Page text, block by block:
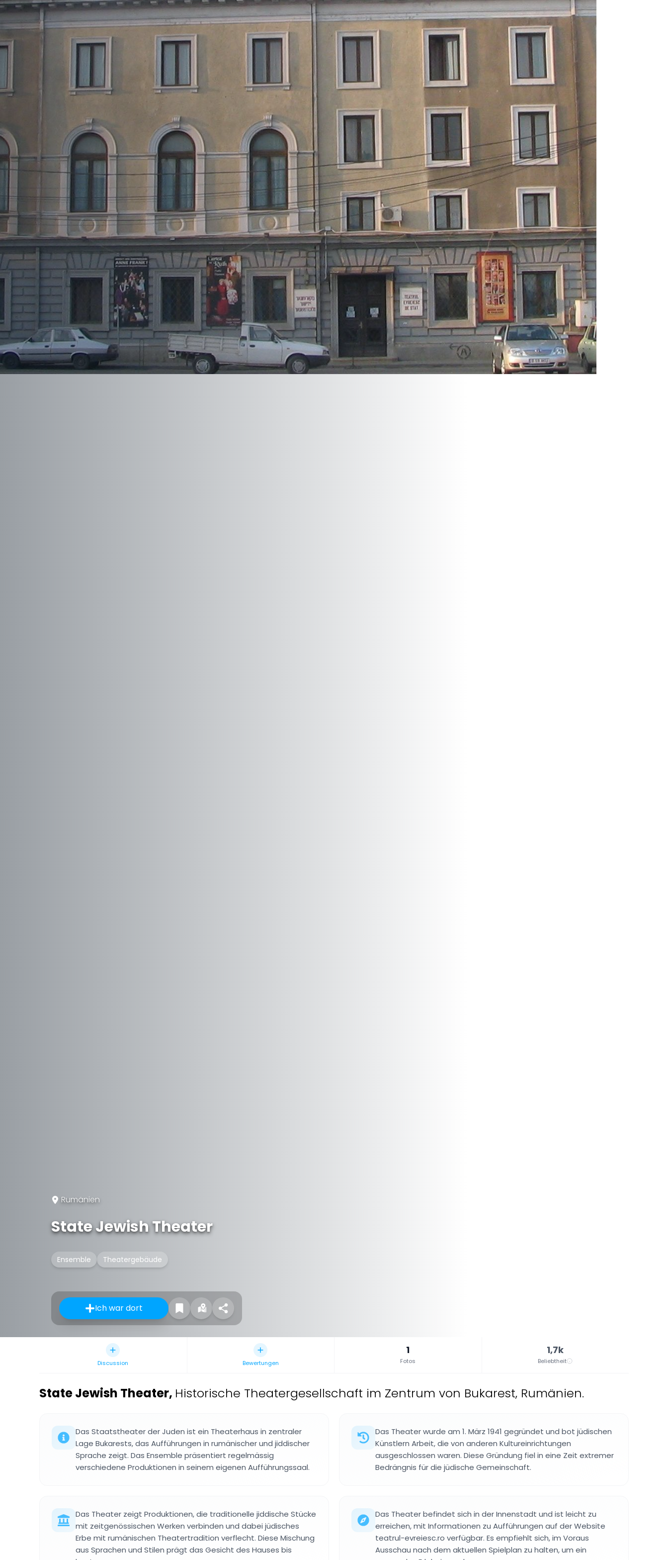
Rumänien
State Jewish Theater
Ensemble Theatergebäude
Ich war dort
Discussion Bewertungen
1
Fotos
1,7k
Beliebtheit
State Jewish Theater, Historische Theatergesellschaft im Zentrum von Bukarest, Rumänien.
Das Staatstheater der Juden ist ein Theaterhaus in zentraler
Lage Bukarests, das Aufführungen in rumänischer und jiddischer
Sprache zeigt. Das Ensemble präsentiert regelmässig
verschiedene Produktionen in seinem eigenen Aufführungssaal.
Das Theater wurde am 1. März 1941 gegründet und bot jüdischen
Künstlern Arbeit, die von anderen Kultureinrichtungen
ausgeschlossen waren. Diese Gründung fiel in eine Zeit extremer
Bedrängnis für die jüdische Gemeinschaft.
Das Theater zeigt Produktionen, die traditionelle jiddische Stücke
mit zeitgenössischen Werken verbinden und dabei jüdisches
Erbe mit rumänischen Theatertradition verflecht. Diese Mischung
aus Sprachen und Stilen prägt das Gesicht des Hauses bis
Das Theater befindet sich in der Innenstadt und ist leicht zu
erreichen, mit Informationen zu Aufführungen auf der Website
teatrul-evreiesc.ro verfügbar. Es empfiehlt sich, im Voraus
Ausschau nach dem aktuellen Spielplan zu halten, um ein